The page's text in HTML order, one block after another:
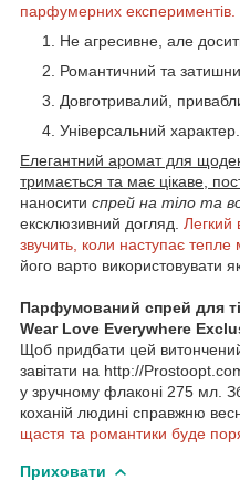
парфумерних експериментів.
Не агресивне, але
Романтичний та
Довготривалий,
Універсальний характер.
Елегантний аромат для
тримається та має цікаве,
наносити спрей на тіло та
ексклюзивний догляд. Легкий
звучить, коли наступає тепле
його варто використовувати
Парфумований спрей для
Wear Love Everywhere
Щоб придбати цей
завітати на http://
у зручному флаконі 275 мл.
коханій людині справжню
щастя та романтики буде
Приховати